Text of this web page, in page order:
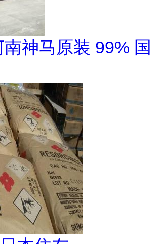
神马原装 99% 国